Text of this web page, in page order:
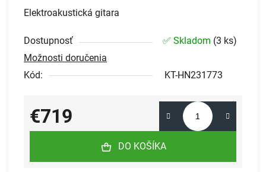
Elektroakustická gitara
Dostupnosť ✅ Skladom (3 ks)
Možnosti doručenia
Kód:
KT-HN231773
€719
Jednotková cena:
DO KOŠÍKA